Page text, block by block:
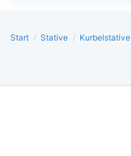
Start / Stative / Kurbelstative